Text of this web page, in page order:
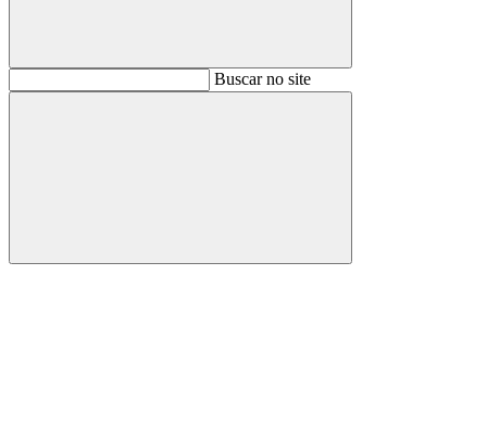
BuscarBuscar no site
Buscar